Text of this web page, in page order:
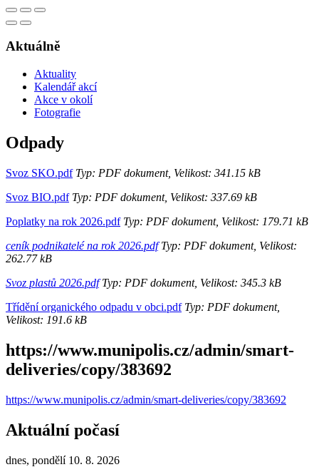
Aktuálně
Aktuality
Kalendář akcí
Akce v okolí
Fotografie
Odpady
Svoz SKO.pdfTyp: PDF dokument, Velikost: 341.15 kB
Svoz BIO.pdfTyp: PDF dokument, Velikost: 337.69 kB
Poplatky na rok 2026.pdfTyp: PDF dokument, Velikost: 179.71 kB
ceník podnikatelé na rok 2026.pdfTyp: PDF dokument, Velikost:
262.77 kB
Svoz plastů 2026.pdfTyp: PDF dokument, Velikost: 345.3 kB
Třídění organického odpadu v obci.pdfTyp: PDF dokument,
Velikost: 191.6 kB
https://www.munipolis.cz/admin/smart-
deliveries/copy/383692
https://www.munipolis.cz/admin/smart-deliveries/copy/383692
Aktuální počasí
dnes, pondělí 10. 8. 2026